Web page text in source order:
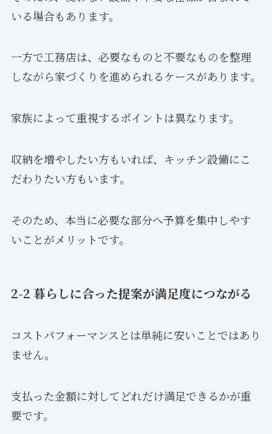
いる場合もあります。
一方で工務店は、必要なものと不要なものを整理
しながら家づくりを進められるケースがあります。
家族によって重視するポイントは異なります。
収納を増やしたい方もいれば、キッチン設備にこ
だわりたい方もいます。
そのため、本当に必要な部分へ予算を集中しやす
いことがメリットです。
2-2 暮らしに合った提案が満足度につながる
コストパフォーマンスとは単純に安いことではあり
ません。
支払った金額に対してどれだけ満足できるかが重
要です。